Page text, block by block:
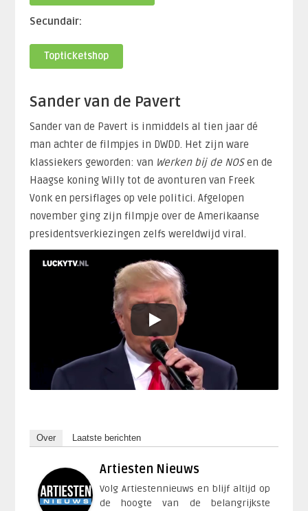
Secundair:
Topticketshop
Sander van de Pavert
Sander van de Pavert is inmiddels al tien jaar dé
man achter de filmpjes in DWDD. Het zijn ware
klassiekers geworden: van Werken bij de NOSen de
Haagse koning Willy tot de avonturen van Freek
Vonk en persiflages op vele politici. Afgelopen
november ging zijn filmpje over de Amerikaanse
presidentsverkiezingen zelfs wereldwijd viral.
Over Laatste berichten
Artiesten Nieuws
Volg Artiestennieuws en blijf altijd op
de hoogte van de belangrijkste